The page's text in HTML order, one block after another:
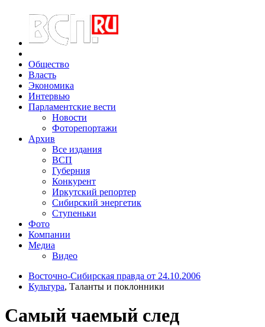
Общество
Власть
Экономика
Интервью
Парламентские вести
Новости
Фоторепортажи
Архив
Все издания
ВСП
Губерния
Конкурент
Иркутский репортер
Сибирский энергетик
Ступеньки
Фото
Компании
Медиа
Видео
Восточно-Сибирская правда от 24.10.2006
Культура, Таланты и поклонники
Самый чаемый след